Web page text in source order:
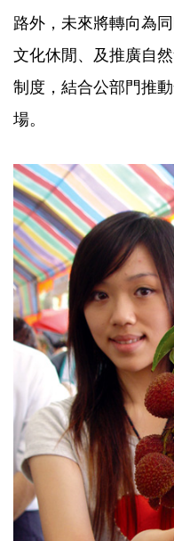
路外，未來將轉向為
文化休閒、及推廣自
制度，結合公部門推
場。